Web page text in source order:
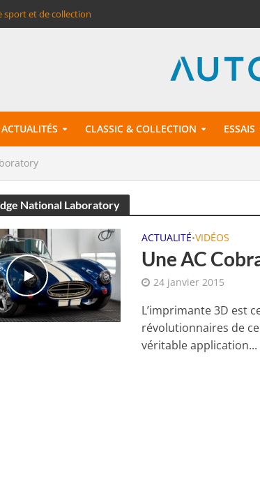
sport et de collection
ACTUALITÉS CLASSIC & COLLECTION ESSAIS
National Laboratory
ACTUALITÉ•VIDÉOS
Une AC
24 janvier 2015
L’imprimante 3D est
révolutionnaires de ce
véritable application...